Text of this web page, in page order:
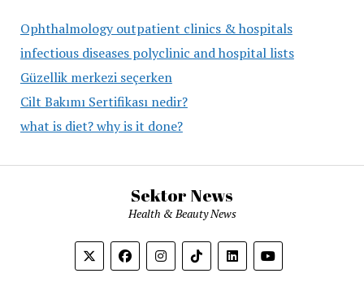
Ophthalmology outpatient clinics & hospitals
infectious diseases polyclinic and hospital lists
Güzellik merkezi seçerken
Cilt Bakımı Sertifikası nedir?
what is diet? why is it done?
Sektor News
Health & Beauty News